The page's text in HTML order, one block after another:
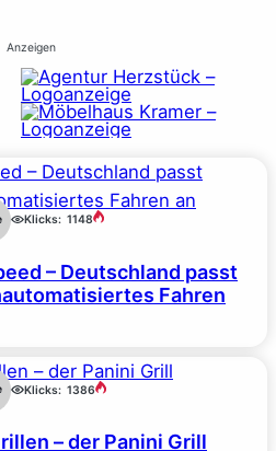
Anzeigen
Klicks: 1148
– Deutschland passt
Fahren
Klicks: 1386
– der Panini Grill